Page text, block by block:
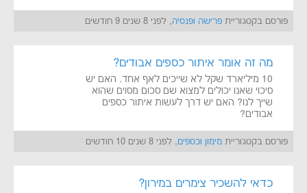
פורסם בקטגוריית פרישה ופנסיה, לפני 8 שנים 9 חודשים
מה זה אומר איתור כספים אבודים?
10 מיליארד שקל לא שייכים לאף אחד. האם יש
סיכוי שאנו יכולים למצוא שם סכום מסוים שהוא
שייך לנו? האם יש דרך לעשות איתור כספים
אבודים?
פורסם בקטגוריית מימון וכספים, לפני 8 שנים 10 חודשים
כדאי להשכיר צימרים במירון?